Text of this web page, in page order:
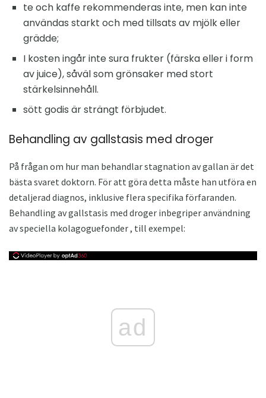
te och kaffe rekommenderas inte, men kan inte
användas starkt och med tillsats av mjölk eller
grädde;
I kosten ingår inte sura frukter (färska eller i form
av juice), såväl som grönsaker med stort
stärkelsinnehåll.
sött godis är strängt förbjudet.
Behandling av gallstasis med droger
På frågan om hur man behandlar stagnation av gallan är det
bästa svaret doktorn. För att göra detta måste han utföra en
detaljerad diagnos, inklusive flera specifika förfaranden.
Behandling av gallstasis med droger inbegriper användning
av speciella kolagoguefonder , till exempel:
ad